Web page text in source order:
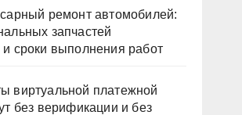
ремонт автомобилей:
запчастей
и сроки выполнения работ
виртуальной платежной
без верификации и без